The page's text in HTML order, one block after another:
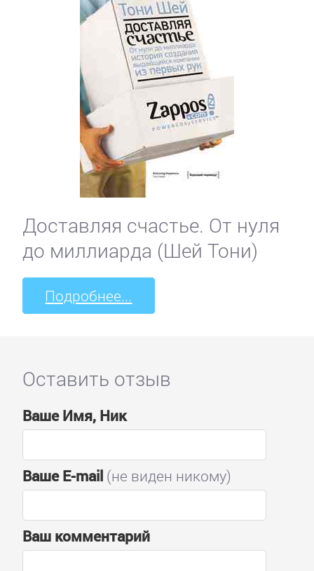
Доставляя счастье. От нуля
до миллиарда (Шей Тони)
Подробнее...
Оставить отзыв
Ваше Имя, Ник
Ваше E-mail(не виден никому)
Ваш комментарий